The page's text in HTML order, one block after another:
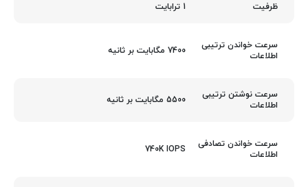
ظرفیت 1 ترابایت
سرعت خواندن ترتیبی
اطلاعات
7400 مگابایت بر ثانیه
سرعت نوشتن ترتیبی
اطلاعات
5500 مگابایت بر ثانیه
سرعت خواندن تصادفی
اطلاعات
740K IOPS